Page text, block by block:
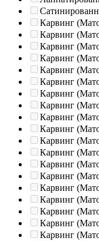
Карвинг
Карвинг
Карвинг
Карвинг
Карвинг
Карвинг
Карвинг
Карвинг
Карвинг
Карвинг
Карвинг
Карвинг
Карвинг
Карвинг
Карвинг
Карвинг
Карвинг
Карвинг
Карвинг